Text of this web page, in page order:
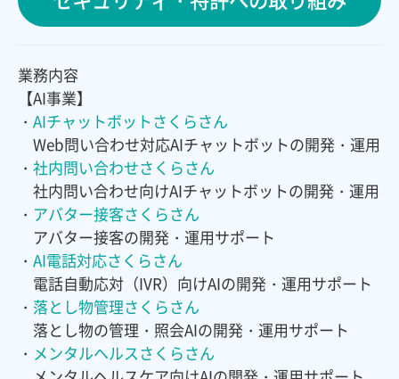
業務内容
【AI事業】
・ AIチャットボットさくらさん
Web問い合わせ対応AIチャットボットの開発・運用
・ 社内問い合わせさくらさん
社内問い合わせ向けAIチャットボットの開発・運用
・ アバター接客さくらさん
アバター接客の開発・運用サポート
・ AI電話対応さくらさん
電話自動応対（IVR）向けAIの開発・運用サポート
・ 落とし物管理さくらさん
落とし物の管理・照会AIの開発・運用サポート
・ メンタルヘルスさくらさん